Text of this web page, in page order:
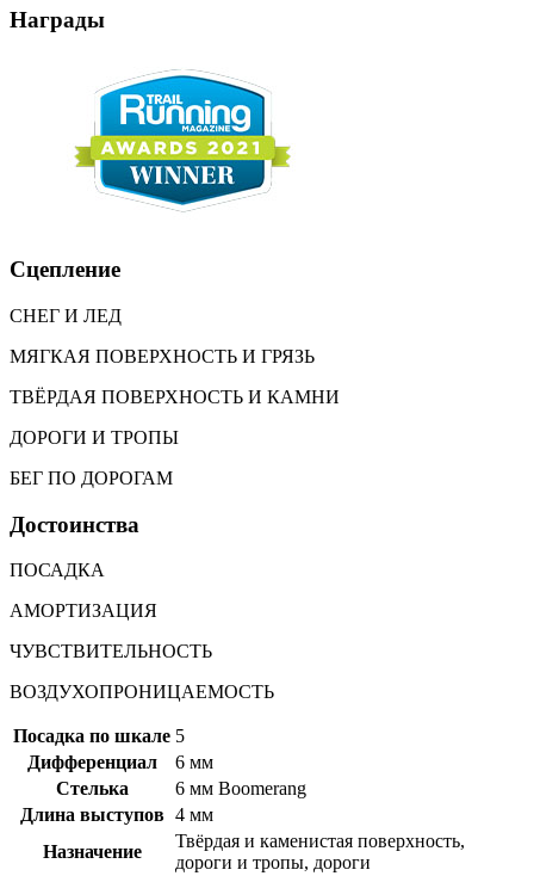
Награды
Сцепление
СНЕГ И ЛЕД
МЯГКАЯ ПОВЕРХНОСТЬ И ГРЯЗЬ
ТВЁРДАЯ ПОВЕРХНОСТЬ И КАМНИ
ДОРОГИ И ТРОПЫ
БЕГ ПО ДОРОГАМ
Достоинства
ПОСАДКА
АМОРТИЗАЦИЯ
ЧУВСТВИТЕЛЬНОСТЬ
ВОЗДУХОПРОНИЦАЕМОСТЬ
Посадка по шкале 5
Дифференциал
6 мм
Стелька
6 мм Boomerang
Длина выступов 4 мм
Назначение
Твёрдая и каменистая поверхность,
дороги и тропы, дороги